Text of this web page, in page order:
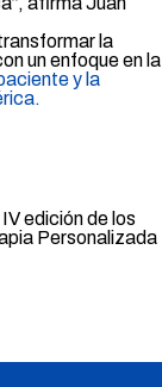
la
un enfoque en la
y la
edición de los
Personalizada